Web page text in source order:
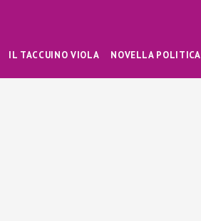
IL TACCUINO VIOLA NOVELLA POLITICA